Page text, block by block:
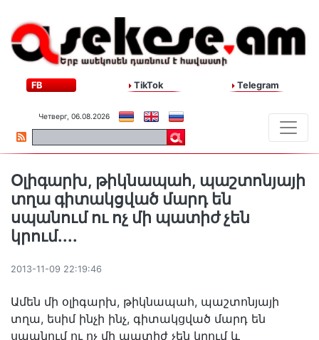
FB TikTok Telegram
Четверг, 06.08.2026
Օլիգարխ, թիկնապահ, պաշտոնյայի
տղա գիտակցված մարդ են
սպանում ու ոչ մի պատիժ չեն
կրում....
2013-11-09 22:19:46
Ամեն մի օլիգարխ, թիկնապահ, պաշտոնյայի
տղա, եսիմ ինչի ինչ, գիտակցված մարդ են
սպանում ու ոչ մի պատիժ չեն կրում և